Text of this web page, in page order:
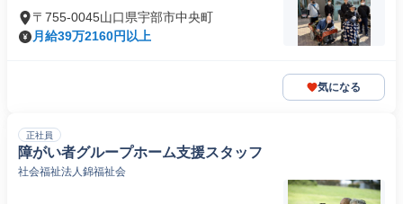
〒755-0045山口県宇部市中央町
月給39万2160円以上
気になる
正社員
障がい者グループホーム支援スタッフ
社会福祉法人錦福祉会